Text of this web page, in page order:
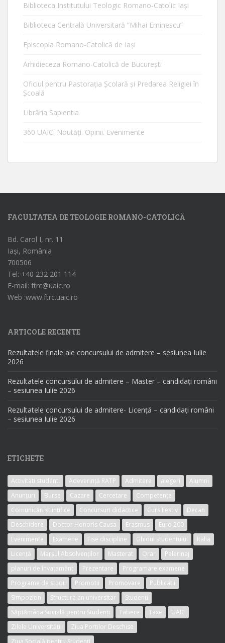
Biblioteca Institutului Teologic Romano-Catolic Iaşi
Biblioteca Centrală Universitară ”Mihai Eminescu”
Episcopia Romano-Catolică de Iaşi
Arhidieceza Romano-Catolică de Bucureşti
Oficiul pentru Pastorația Școlară și Predarea Religiei în
Școală
Librăria Sapientia
360 UAIC: Noutăţi. Opinii. Evenimente
FACULTATEA DE TEOLOGIE ROMANO-CATOLICĂ
Bd. Carol I, nr. 11
Iași, România
700506
Tel: +40 232 201 114
E-mail: ftrc@uaic.ro
Web :www.ftrc.uaic.ro
ARTICOLE RECENTE
Rezultatele finale ale concursului de admitere – sesiunea Iulie
2026
Rezultatele concursului de admitere – Master – candidați români
– sesiunea Iulie 2026
Rezultatele concursului de admitere- Licență – candidați români
– sesiunea Iulie 2026
ETICHETE
Activitati studenti Adeverință RATP Admitere alegeri
Alumni
Anunțuri
Burse Cazare Cercetare
Competențe
Comunicări științifice
Concursuri didactice Curs Festiv
Decan
Deschidere
Doctor Honoris Causa Erasmus
Euro 200
Evenimente
Examene Fise discipline Ghidul studentului
Italia
Licență
Marșul Absolvenților Masterat Orar
Pelerinaj
planuri de învațamânt
Prezentare
Programare examene
Programe de studii
Promotii Promovare
Publicatii
Simpozion
Structura an universitar
Studenți
Săptămâna Socială pentru Studenți
Tabere Taxe
UAIC
Zilele Universității
Ziua Portilor Deschise